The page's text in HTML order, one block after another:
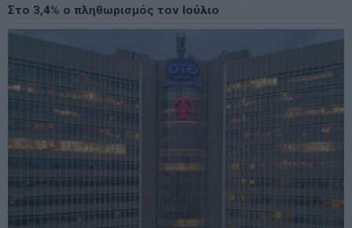
Στο 3,4% ο πληθωρισμός τον Ιούλιο